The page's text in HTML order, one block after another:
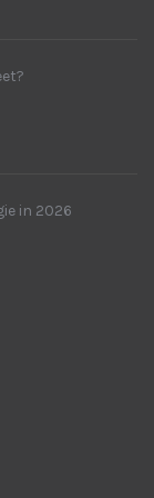
in 2026